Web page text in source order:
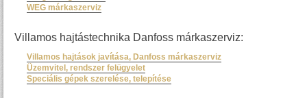
WEG márkaszerviz
Villamos hajtástechnika Danfoss márkaszerviz:
Villamos hajtások javítása, Danfoss márkaszerviz
Üzemvitel, rendszer felügyelet
Speciális gépek szerelése, telepítése